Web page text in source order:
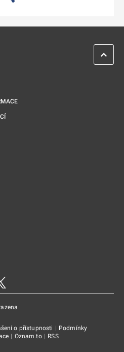
kartě
na nové kartě
otevře na nové kartě
se otevře na nové kartě
o přístupnosti | Podmínky
| Oznam.to | RSS
ZPĚT